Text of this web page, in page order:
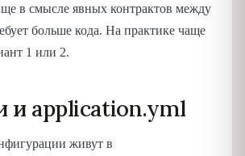
в смысле явных контрактов между
больше кода. На практике чаще
1 или 2.
и application.yml
живут в